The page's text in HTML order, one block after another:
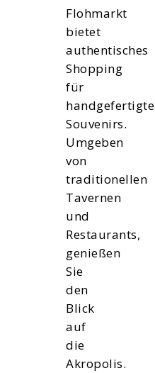
Flohmarkt
bietet
authentisches
Shopping
für
handgefertigte
Souvenirs.
Umgeben
von
traditionellen
Tavernen
und
Restaurants,
genießen
Sie
den
Blick
auf
die
Akropolis.